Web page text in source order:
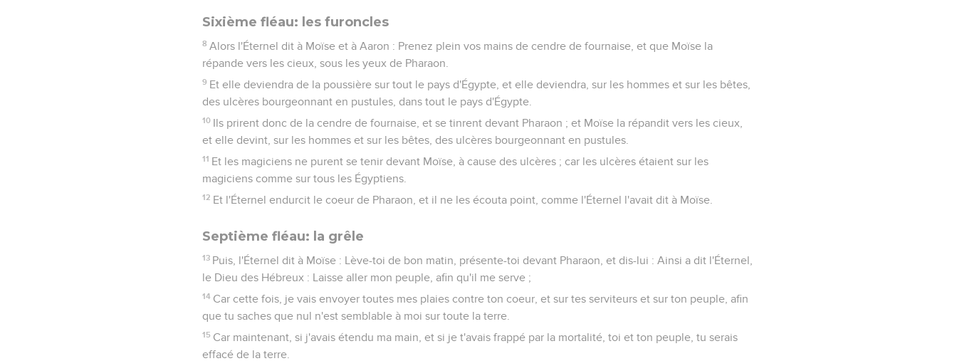
Sixième fléau: les furoncles
8 Alors l'Éternel dit à Moïse et à Aaron : Prenez plein vos mains de cendre de fournaise, et que Moïse la
répande vers les cieux, sous les yeux de Pharaon.
9 Et elle deviendra de la poussière sur tout le pays d'Égypte, et elle deviendra, sur les hommes et sur les bêtes,
des ulcères bourgeonnant en pustules, dans tout le pays d'Égypte.
10 Ils prirent donc de la cendre de fournaise, et se tinrent devant Pharaon ; et Moïse la répandit vers les cieux,
et elle devint, sur les hommes et sur les bêtes, des ulcères bourgeonnant en pustules.
11 Et les magiciens ne purent se tenir devant Moïse, à cause des ulcères ; car les ulcères étaient sur les
magiciens comme sur tous les Égyptiens.
12 Et l'Éternel endurcit le coeur de Pharaon, et il ne les écouta point, comme l'Éternel l'avait dit à Moïse.
Septième fléau: la grêle
13 Puis, l'Éternel dit à Moïse : Lève-toi de bon matin, présente-toi devant Pharaon, et dis-lui : Ainsi a dit l'Éternel,
le Dieu des Hébreux : Laisse aller mon peuple, afin qu'il me serve ;
14 Car cette fois, je vais envoyer toutes mes plaies contre ton coeur, et sur tes serviteurs et sur ton peuple, afin
que tu saches que nul n'est semblable à moi sur toute la terre.
15 Car maintenant, si j'avais étendu ma main, et si je t'avais frappé par la mortalité, toi et ton peuple, tu serais
effacé de la terre.